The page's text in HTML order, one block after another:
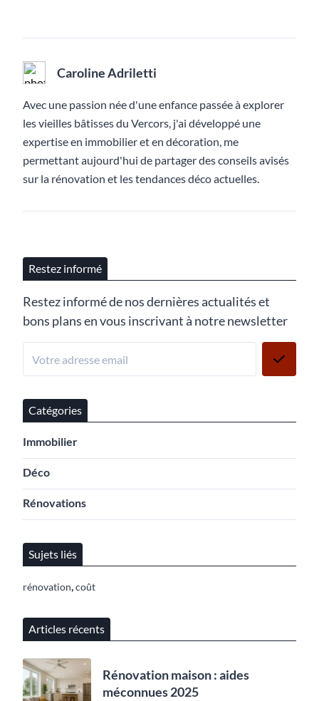
Caroline Adriletti
Avec une passion née d'une enfance passée à explorer
les vieilles bâtisses du Vercors, j'ai développé une
expertise en immobilier et en décoration, me
permettant aujourd'hui de partager des conseils avisés
sur la rénovation et les tendances déco actuelles.
Restez informé
Restez informé de nos dernières actualités et
bons plans en vous inscrivant à notre newsletter
Catégories
Immobilier
Déco
Rénovations
Sujets liés
rénovation,coût
Articles récents
Rénovation maison : aides
méconnues 2025